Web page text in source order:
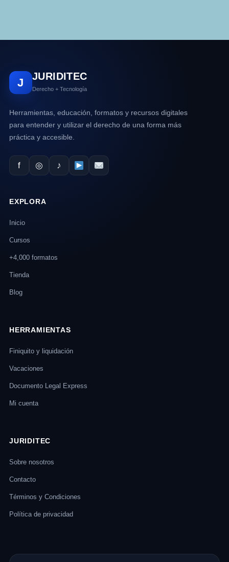
J
JURIDITEC
Derecho + Tecnología
Herramientas, educación, formatos y recursos digitales
para entender y utilizar el derecho de una forma más
práctica y accesible.
f ◎ ♪
EXPLORA
Inicio
Cursos
+4,000 formatos
Tienda
Blog
HERRAMIENTAS
Finiquito y liquidación
Vacaciones
Documento Legal Express
Mi cuenta
JURIDITEC
Sobre nosotros
Contacto
Términos y Condiciones
Política de privacidad